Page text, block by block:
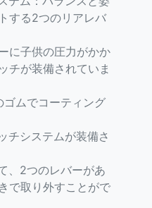
する2つのリアレバ
に子供の圧力がかか
チが装備されていま
ムでコーティング
チシステムが装備さ
、2つのレバーがあ
で取り外すことがで